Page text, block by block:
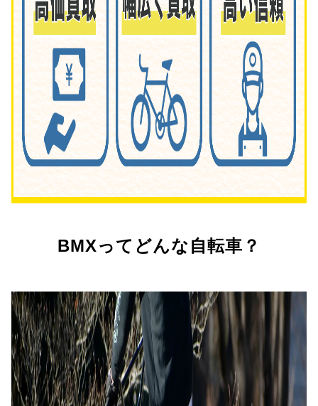
BMXってどんな自転車？